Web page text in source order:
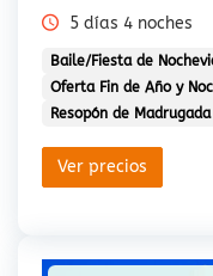
5 días 4 noches
Baile/Fiesta de
Oferta Fin de Año y
Resopón de Madrugada
Ver precios